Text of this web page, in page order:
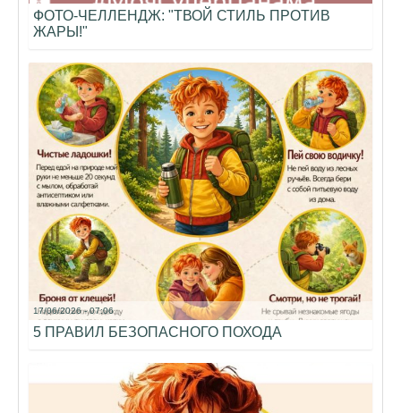
ФОТО-ЧЕЛЛЕНДЖ: "ТВОЙ СТИЛЬ ПРОТИВ
ЖАРЫ!"
17/06/2026 - 07:06
5 ПРАВИЛ БЕЗОПАСНОГО ПОХОДА